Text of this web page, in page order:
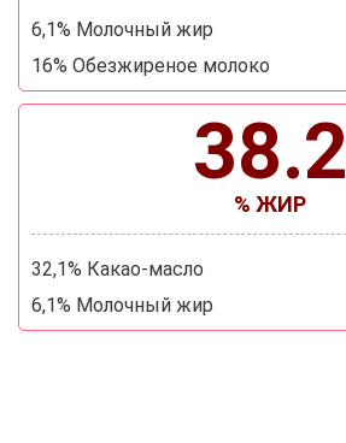
6,1% Молочный жир
16% Обезжиреное молоко
38.2
% ЖИР
32,1% Какао-масло
6,1% Молочный жир